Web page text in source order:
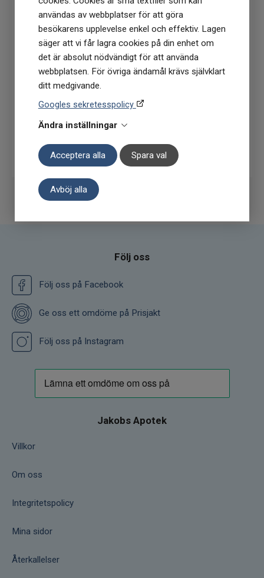
användas av webbplatser för att göra
besökarens upplevelse enkel och effektiv. Lagen
säger att vi får lagra cookies på din enhet om
det är absolut nödvändigt för att använda
webbplatsen. För övriga ändamål krävs självklart
ditt medgivande.
Googles sekretesspolicy
Ändra inställningar
Acceptera alla Spara val
Avböj alla
Få10% rabattnär du anmäler dig för vårt
nyhetsbrev
(Du får en kod till din mejl som gäller vid 1
köptillfälle på ordinarie priser)
Prenumerera
Följ oss
Följ oss på Facebook
Ge oss ett omdöme på Prisjakt
Följ oss på Instagram
Jakobs Apotek
Villkor
Om oss
Integritetspolicy
Mina sidor
Återkallelser